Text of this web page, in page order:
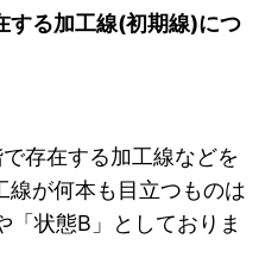
する加工線(初期線)につ
存在する加工線などを
線が何本も目立つものは
「状態B」としておりま